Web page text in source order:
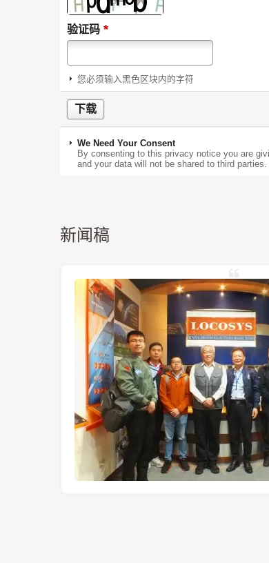
验证码 *
您必须输入黑色区块内的字符
We Need Your Consent
By consenting to this privacy notice you are
and your data will not be shared to third parties.
新闻稿